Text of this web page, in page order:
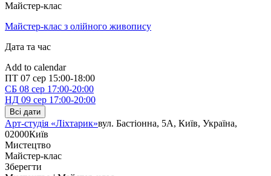
Майстер-клас
Майстер-клас з олійного живопису
Дата та час
Add to calendar
ПТ 07 сер 15:00-18:00
СБ 08 сер 17:00-20:00
НД 09 сер 17:00-20:00
Всі дати
Арт-студія «Ліхтарик»вул. Бастіонна, 5А, Київ, Україна,
02000Київ
Мистецтво
Майстер-клас
Зберегти